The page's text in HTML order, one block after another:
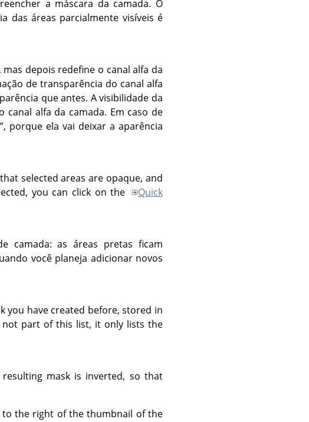
a máscara da camada. O
das áreas parcialmente visíveis é
depois redefine o canal alfa da
de transparência do canal alfa
que antes. A visibilidade da
alfa da camada. Em caso de
”, porque ela vai deixar a aparência
selected areas are opaque, and
you can click on the
Quick
camada: as áreas pretas ficam
você planeja adicionar novos
you have created before, stored in
not part of this list, it only lists the
mask is inverted, so that
the right of the thumbnail of the